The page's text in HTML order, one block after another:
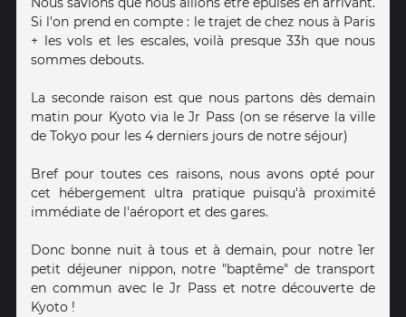
Si l'on prend en compte : le trajet de chez nous à Paris
+ les vols et les escales, voilà presque 33h que nous
sommes debouts.
La seconde raison est que nous partons dès demain
matin pour Kyoto via le Jr Pass (on se réserve la ville
de Tokyo pour les 4 derniers jours de notre séjour)
Bref pour toutes ces raisons, nous avons opté pour
cet hébergement ultra pratique puisqu'à proximité
immédiate de l'aéroport et des gares.
Donc bonne nuit à tous et à demain, pour notre 1er
petit déjeuner nippon, notre "baptême" de transport
en commun avec le Jr Pass et notre découverte de
Kyoto !